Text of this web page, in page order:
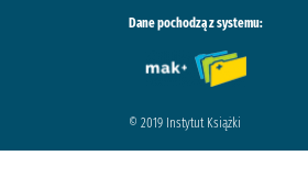
Dane pochodzą z systemu:
© 2019 Instytut Książki